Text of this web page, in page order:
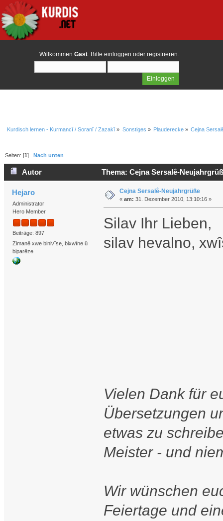
Willkommen Gast. Bitte einloggen oder registrieren.
Kurdisch lernen - Kurmancî / Soranî / Zazakî » Sonstiges » Plauderecke» Cejna
Seiten: [1]Nach unten
Autor Thema: Cejna Sersalê-
Hejaro
Administrator
Hero Member
Beiträge: 897
Zimanê xwe binivîse, bixwîne û
biparêze
Cejna Sersalê-Neujahrgrüße
« am: 31. Dezember 2010, 13:10:16 »
Silav Ihr Lieben,
silav hevalno,
Vielen Dank für
Übersetzungen
etwas zu
Meister - und
Wir wünschen
Feiertage und